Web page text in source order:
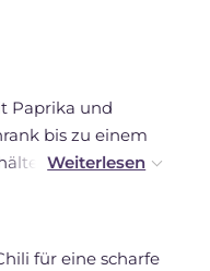
Paprika und
bis zu einem
für eine scharfe